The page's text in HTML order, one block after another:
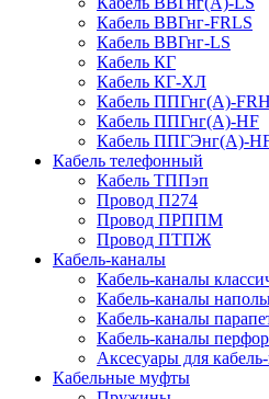
Кабель ВВГнг-FRLS
Кабель ВВГнг-LS
Кабель КГ
Кабель КГ-ХЛ
Кабель ППГнг(А)-
Кабель ППГнг(А)-HF
Кабель ППГЭнг(А)-
Кабель телефонный
Кабель ТППэп
Провод П274
Провод ПРППМ
Провод ПТПЖ
Кабель-каналы
Кабель-каналы
Кабель-каналы
Кабель-каналы
Кабель-каналы
Аксесуары для
Кабельные муфты